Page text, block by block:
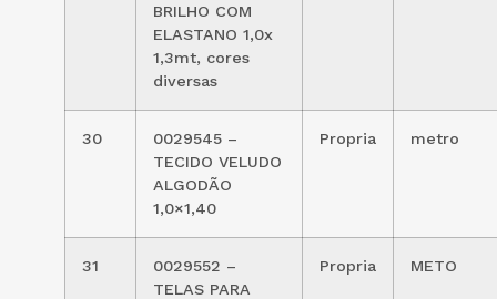
BRILHO COM
ELASTANO 1,0x
1,3mt, cores
diversas
30
0029545 –
TECIDO VELUDO
ALGODÃO
1,0×1,40
Propria metro
31
0029552 –
TELAS PARA
Propria METO